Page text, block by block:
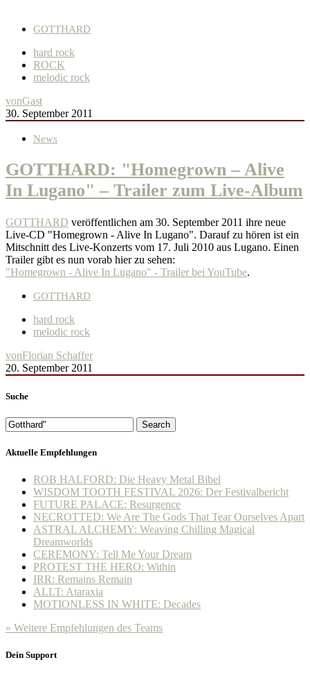
GOTTHARD
hard rock
ROCK
melodic rock
vonGast
30. September 2011
News
GOTTHARD: "Homegrown – Alive
In Lugano" – Trailer zum Live-Album
GOTTHARD veröffentlichen am 30. September 2011 ihre neue
Live-CD "Homegrown - Alive In Lugano". Darauf zu hören ist ein
Mitschnitt des Live-Konzerts vom 17. Juli 2010 aus Lugano. Einen
Trailer gibt es nun vorab hier zu sehen:
"Homegrown - Alive In Lugano" - Trailer bei YouTube.
GOTTHARD
hard rock
melodic rock
vonFlorian Schaffer
20. September 2011
Suche
Search
Aktuelle Empfehlungen
ROB HALFORD: Die Heavy Metal Bibel
WISDOM TOOTH FESTIVAL 2026: Der Festivalbericht
FUTURE PALACE: Resurgence
NECROTTED: We Are The Gods That Tear Ourselves Apart
ASTRAL ALCHEMY: Weaving Chilling Magical
Dreamworlds
CEREMONY: Tell Me Your Dream
PROTEST THE HERO: Within
IRR: Remains Remain
ALLT: Ataraxia
MOTIONLESS IN WHITE: Decades
» Weitere Empfehlungen des Teams
Dein Support